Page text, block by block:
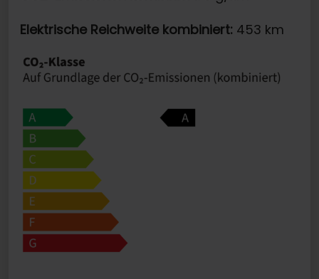
Elektrische Reichweite kombiniert: 453 km